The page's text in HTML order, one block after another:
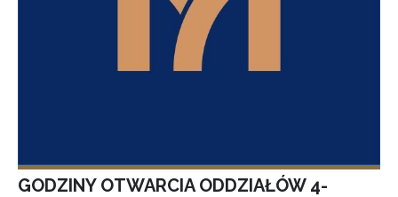
GODZINY OTWARCIA ODDZIAŁÓW 4-